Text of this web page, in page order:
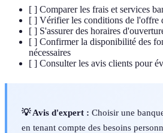
[ ] Comparer les frais et services
[ ] Vérifier les conditions de l'offre
[ ] S'assurer des horaires
[ ] Confirmer la disponibilité des
nécessaires
[ ] Consulter les avis clients pour
💡 Avis d'expert : Choisir une
en tenant compte des besoins